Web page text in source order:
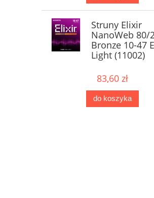
Struny Elixir
NanoWeb 80/
Bronze 10-47
Light (11002)
83,60 zł
do koszyka